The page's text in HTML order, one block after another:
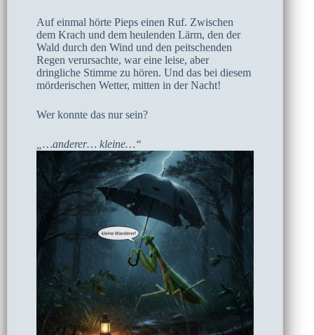
Auf einmal hörte Pieps einen Ruf. Zwischen
dem Krach und dem heulenden Lärm, den der
Wald durch den Wind und den peitschenden
Regen verursachte, war eine leise, aber
dringliche Stimme zu hören. Und das bei diesem
mörderischen Wetter, mitten in der Nacht!
Wer konnte das nur sein?
„…anderer… kleine…“